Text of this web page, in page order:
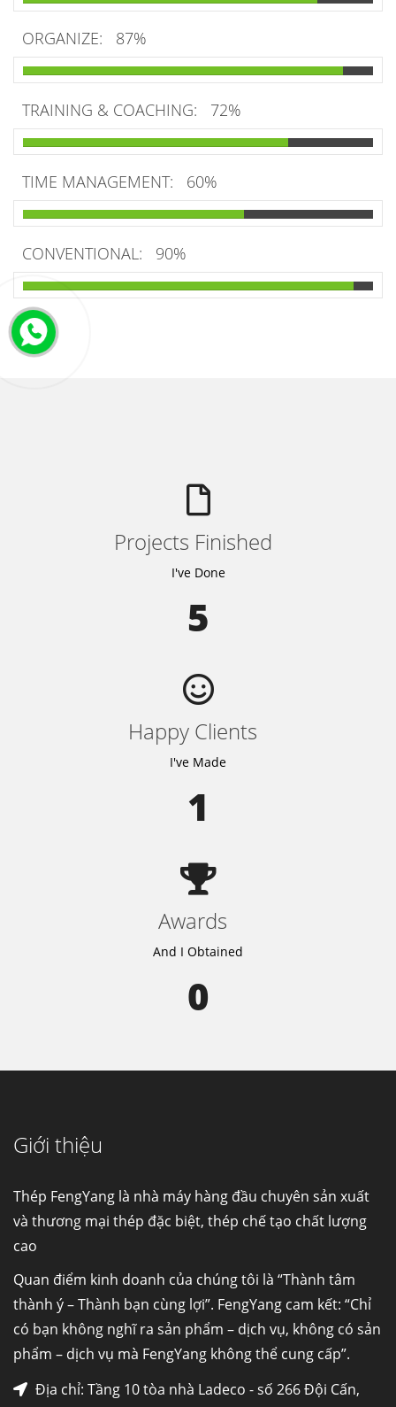
ORGANIZE: 87%
TRAINING & COACHING: 72%
TIME MANAGEMENT: 60%
CONVENTIONAL: 90%
Projects Finished
I've Done
5
Happy Clients
I've Made
1
Awards
And I Obtained
0
Giới thiệu
Thép FengYang là nhà máy hàng đầu chuyên sản xuất
và thương mại thép đặc biệt, thép chế tạo chất lượng
cao
Quan điểm kinh doanh của chúng tôi là “Thành tâm
thành ý – Thành bạn cùng lợi”. FengYang cam kết: “Chỉ
có bạn không nghĩ ra sản phẩm – dịch vụ, không có sản
phẩm – dịch vụ mà FengYang không thể cung cấp”.
Địa chỉ: Tầng 10 tòa nhà Ladeco - số 266 Đội Cấn,
Ống đúc kéo nguội là gì? Ống...
Fengyang là một trong những nhà
máy...
Hợp kim N06625 là gì? Giá hợp kim 625 mới